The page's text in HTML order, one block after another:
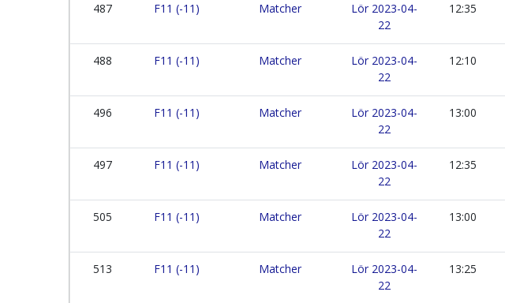
487 F11 (-11) Matcher
Lör 2023-04-
22
12:35
488 F11 (-11) Matcher
Lör 2023-04-
22
12:10
496 F11 (-11) Matcher
Lör 2023-04-
22
13:00
497 F11 (-11) Matcher
Lör 2023-04-
22
12:35
505 F11 (-11) Matcher
Lör 2023-04-
22
13:00
513 F11 (-11) Matcher
Lör 2023-04-
22
13:25